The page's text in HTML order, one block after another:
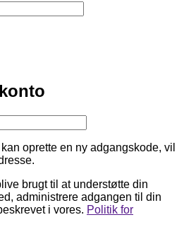
oprette en ny adgangskode, vil
brugt til at understøtte din
administrere adgangen til din
i vores. Politik for